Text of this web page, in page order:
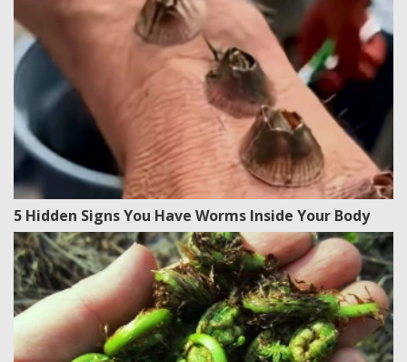
5 Hidden Signs You Have Worms Inside Your Body